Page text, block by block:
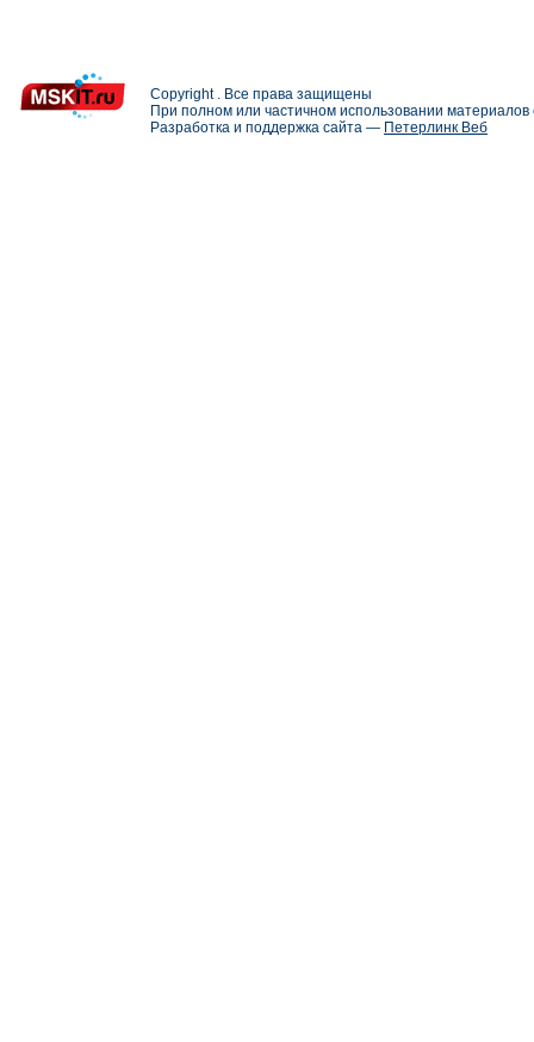
Copyright . Все права защищены
При полном или частичном использовании
Разработка и поддержка сайта — Петерлинк Веб